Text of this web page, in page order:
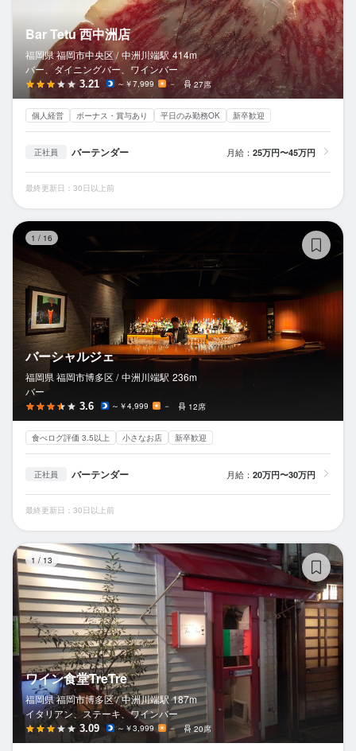
Bar Tetu 西中洲店
福岡県 福岡市中央区 / 中洲川端駅 414m
バー、ダイニングバー、ワインバー
3.21 ～￥7,999 － 27席
個人経営 ボーナス・賞与あり 平日のみ勤務OK 新卒歓迎
正社員 バーテンダー 月給： 25万円〜45万円
最終更新日：30日以上前
1 / 16
バーシャルジェ
福岡県 福岡市博多区 / 中洲川端駅 236m
バー
3.6 ～￥4,999 － 12席
食べログ評価 3.5以上 小さなお店 新卒歓迎
正社員 バーテンダー 月給： 20万円〜30万円
最終更新日：30日以上前
1 / 13
ワイン食堂TreTre
福岡県 福岡市博多区 / 中洲川端駅 187m
イタリアン、ステーキ、ワインバー
3.09 ～￥3,999 － 20席